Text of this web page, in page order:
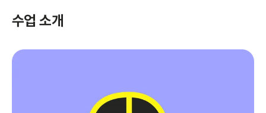
수업 소개